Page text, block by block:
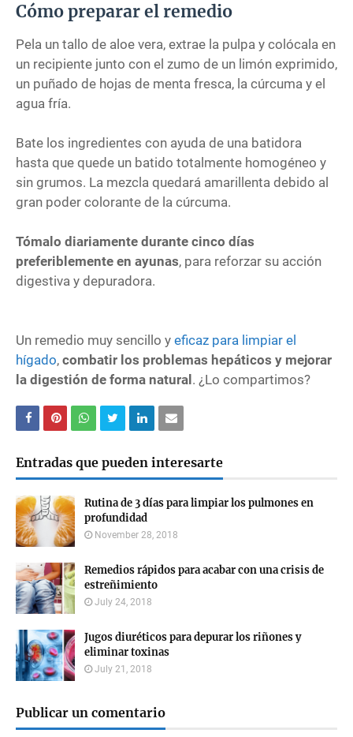
Cómo preparar el remedio
Pela un tallo de aloe vera, extrae la pulpa y colócala en
un recipiente junto con el zumo de un limón exprimido,
un puñado de hojas de menta fresca, la cúrcuma y el
agua fría.
Bate los ingredientes con ayuda de una batidora
hasta que quede un batido totalmente homogéneo y
sin grumos. La mezcla quedará amarillenta debido al
gran poder colorante de la cúrcuma.
Tómalo diariamente durante cinco días
preferiblemente en ayunas, para reforzar su acción
digestiva y depuradora.
Un remedio muy sencillo y eficaz para limpiar el
hígado, combatir los problemas hepáticos y mejorar
la digestión de forma natural . ¿Lo compartimos?
Entradas que pueden interesarte
Rutina de 3 días para limpiar los pulmones en
profundidad
November 28, 2018
Remedios rápidos para acabar con una crisis de
estreñimiento
July 24, 2018
Jugos diuréticos para depurar los riñones y
eliminar toxinas
July 21, 2018
Publicar un comentario